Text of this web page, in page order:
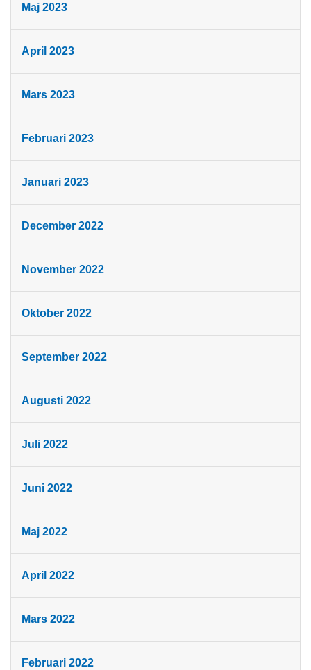
Maj 2023
April 2023
Mars 2023
Februari 2023
Januari 2023
December 2022
November 2022
Oktober 2022
September 2022
Augusti 2022
Juli 2022
Juni 2022
Maj 2022
April 2022
Mars 2022
Februari 2022